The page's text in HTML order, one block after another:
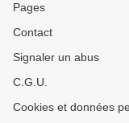
Pages
Contact
Signaler un abus
C.G.U.
Cookies et données